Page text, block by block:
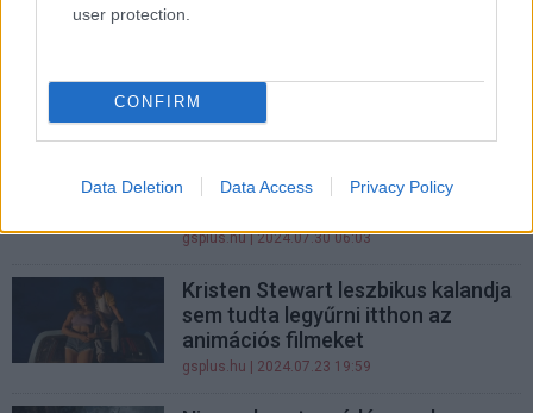
user protection.
CONFIRM
Data Deletion Data Access Privacy Policy
nem maradt teljes szégyenben
gsplus.hu
olyan erősen, mint a Deadpool és
gsplus.hu| 2024.07.30 06:03
Kristen Stewart leszbikus kalandja
sem tudta legyűrni itthon az
animációs filmeket
gsplus.hu | 2024.07.23 19:59